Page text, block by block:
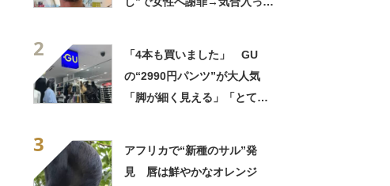
2
「4本も買いました」 GU
の“2990円パンツ”が大人気
「脚が細く見える」「とても
3
アフリカで“新種のサル”発
見 唇は鮮やかなオレンジ